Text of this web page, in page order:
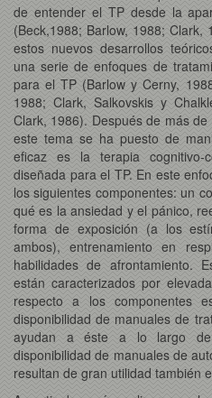
de entender el TP desde la
(Beck,1988; Barlow, 1988;
estos nuevos desarrollos
una serie de enfoques de
para el TP (Barlow y Cerny,
1988; Clark, Salkovskis y
Clark, 1986). Después de más
este tema se ha puesto de
eficaz es la terapia cognitivo-
diseñada para el TP. En este
los siguientes componentes: un
qué es la ansiedad y el pánico,
forma de exposición (a los
ambos), entrenamiento en
habilidades de afrontamiento.
están caracterizados por
respecto a los componentes
disponibilidad de manuales de
ayudan a éste a lo largo
disponibilidad de manuales de
resultan de gran utilidad también